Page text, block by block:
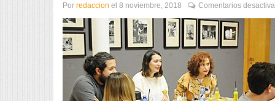
Por redaccion el 8 noviembre, 2018 Comentarios